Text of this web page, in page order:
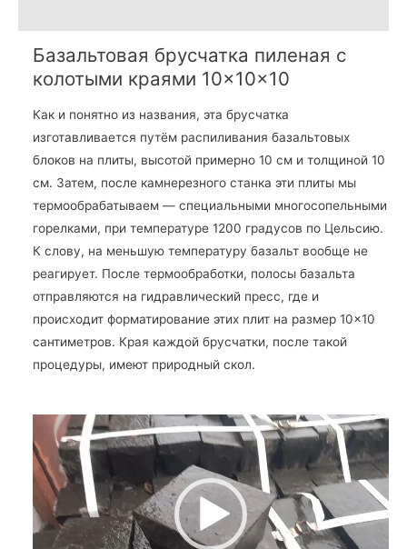
Базальтовая брусчатка пиленая с
колотыми краями 10×10×10
Как и понятно из названия, эта брусчатка
изготавливается путём распиливания базальтовых
блоков на плиты, высотой примерно 10 см и толщиной 10
см. Затем, после камнерезного станка эти плиты мы
термообрабатываем — специальными многосопельными
горелками, при температуре 1200 градусов по Цельсию.
К слову, на меньшую температуру базальт вообще не
реагирует. После термообработки, полосы базальта
отправляются на гидравлический пресс, где и
происходит форматирование этих плит на размер 10×10
сантиметров. Края каждой брусчатки, после такой
процедуры, имеют природный скол.
и
о
п